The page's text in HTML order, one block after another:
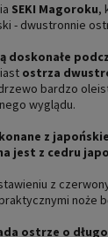
SEKI Magoroku,
- dwustronnie
doskonałe
ostrza
bardzo
wyglądu.
z
jest z cedru
z
noże
ostrze o